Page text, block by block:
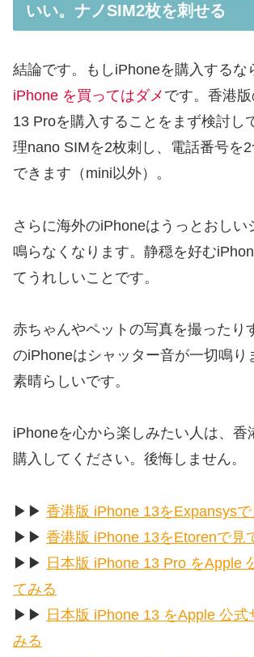
いい。ナノSIM2枚を刺せる
結論です。もしiPhoneを購入するな
iPhone を買ってはダメ です。香港
13 Proを購入することをまず検討し
理nano SIMを2枚刺し、電話番号を
できます（mini以外）。
さらに海外のiPhoneはうっとおしい
鳴らなくなります。静穏を好む
てうれしいことです。
赤ちゃんやペットの写真を撮ったり
のiPhoneはシャッター音が一切鳴り
素晴らしいです。
iPhoneを心から楽しみたい人は、香
購入してください。後悔しません。
▶︎▶︎ 香港版 iPhone 13をExpansys
▶︎▶︎ 香港版 iPhone 13をEtorenで見
▶︎▶︎ 日本版 iPhone 13 Pro をApple
てみる
▶︎▶︎ 日本版 iPhone 13 をApple 公式
みる